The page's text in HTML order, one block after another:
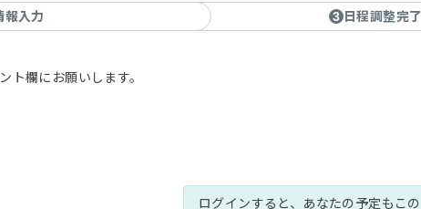
報入力 3 日程調整完了
欄にお願いします。
ログインすると、あなたの予定もこの